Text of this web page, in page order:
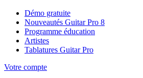
Démo gratuite
Nouveautés Guitar Pro 8
Programme éducation
Artistes
Tablatures Guitar Pro
Votre compte